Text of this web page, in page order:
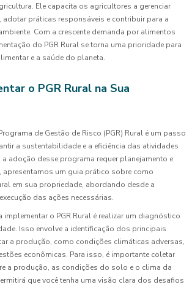
Ele capacita os agricultores a gerenciar
adotar práticas responsáveis e contribuir para a
Com a crescente demanda por alimentos
do PGR Rural se torna uma prioridade para
e a saúde do planeta.
o PGR Rural na Sua
de Gestão de Risco (PGR) Rural é um passo
a sustentabilidade e a eficiência das atividades
adoção desse programa requer planejamento e
apresentamos um guia prático sobre como
em sua propriedade, abordando desde a
das ações necessárias.
o PGR Rural é realizar um diagnóstico
Isso envolve a identificação dos principais
a produção, como condições climáticas adversas,
econômicas. Para isso, é importante coletar
a produção, as condições do solo e o clima da
que você tenha uma visão clara dos desafios